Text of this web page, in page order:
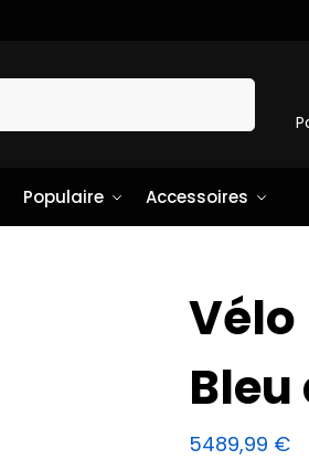
Populaire Accessoires
5489,99 €